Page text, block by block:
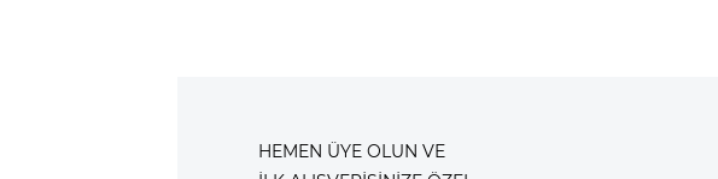
HEMEN ÜYE OLUN VE